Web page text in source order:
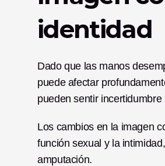
identidad
Dado que las manos
puede afectar
pueden sentir
Los cambios en la imagen
función sexual y la
amputación.